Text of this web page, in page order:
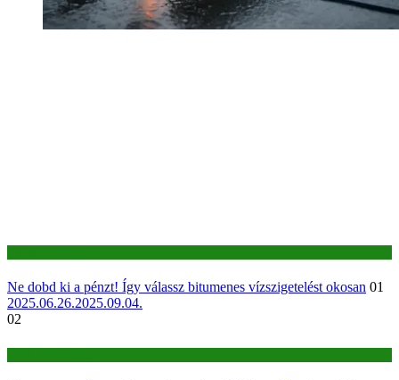
Ne dobd ki a pénzt! Így válassz bitumenes vízszigetelést okosan 01
2025.06.26.2025.09.04.
02